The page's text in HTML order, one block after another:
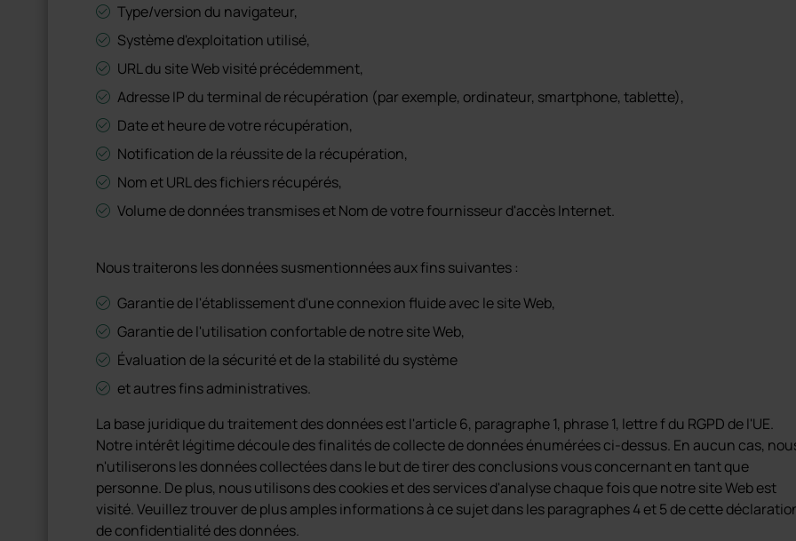
Type/version du navigateur,
Système d'exploitation utilisé,
URL du site Web visité précédemment,
Adresse IP du terminal de récupération (par exemple, ordinateur, smartphone, tablette),
Date et heure de votre récupération,
Notification de la réussite de la récupération,
Nom et URL des fichiers récupérés,
Volume de données transmises et Nom de votre fournisseur d'accès Internet.
Nous traiterons les données susmentionnées aux fins suivantes :
Garantie de l'établissement d'une connexion fluide avec le site Web,
Garantie de l'utilisation confortable de notre site Web,
Évaluation de la sécurité et de la stabilité du système
et autres fins administratives.
La base juridique du traitement des données est l'article 6, paragraphe 1, phrase 1, lettre f du RGPD de l'UE.
Notre intérêt légitime découle des finalités de collecte de données énumérées ci-dessus. En aucun cas,
n'utiliserons les données collectées dans le but de tirer des conclusions vous concernant en tant que
personne. De plus, nous utilisons des cookies et des services d'analyse chaque fois que notre site Web est
visité. Veuillez trouver de plus amples informations à ce sujet dans les paragraphes 4 et 5 de cette
de confidentialité des données.